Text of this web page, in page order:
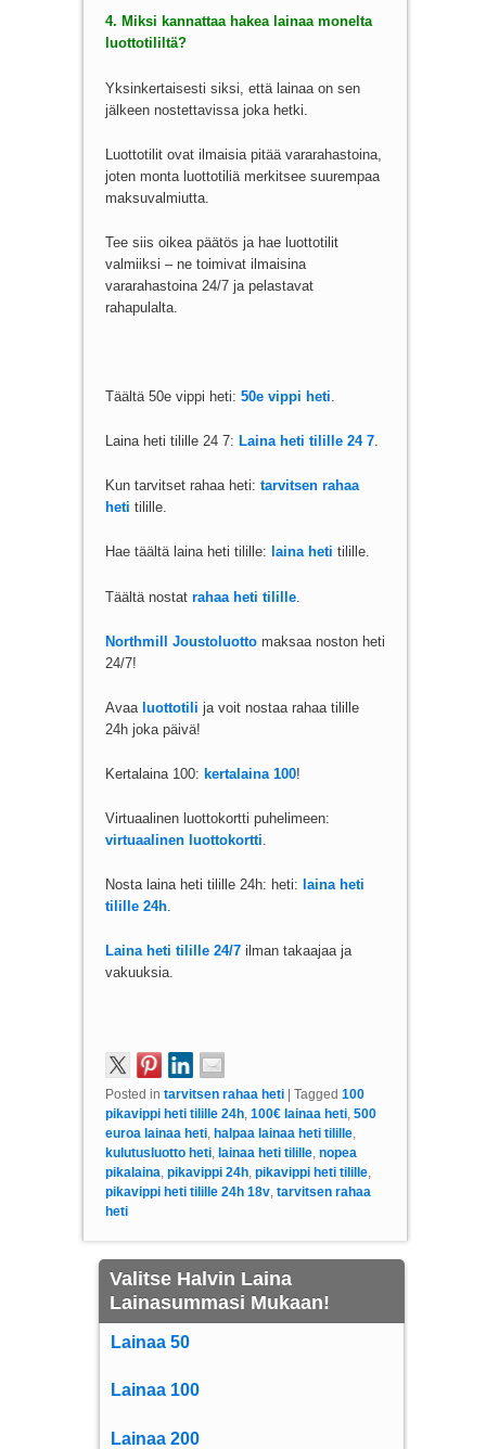
4. Miksi kannattaa hakea lainaa monelta
luottotililtä?
Yksinkertaisesti siksi, että lainaa on sen
jälkeen nostettavissa joka hetki.
Luottotilit ovat ilmaisia pitää vararahastoina,
joten monta luottotiliä merkitsee suurempaa
maksuvalmiutta.
Tee siis oikea päätös ja hae luottotilit
valmiiksi – ne toimivat ilmaisina
vararahastoina 24/7 ja pelastavat
rahapulalta.
Täältä 50e vippi heti: 50e vippi heti.
Laina heti tilille 24 7: Laina heti tilille 24 7.
Kun tarvitset rahaa heti: tarvitsen rahaa
heti tilille.
Hae täältä laina heti tilille: laina heti tilille.
Täältä nostat rahaa heti tilille.
Northmill Joustoluottomaksaa noston heti
24/7!
Avaa luottotili ja voit nostaa rahaa tilille
24h joka päivä!
Kertalaina 100: kertalaina 100!
Virtuaalinen luottokortti puhelimeen:
virtuaalinen luottokortti.
Nosta laina heti tilille 24h: heti: laina heti
tilille 24h.
Laina heti tilille 24/7ilman takaajaa ja
vakuuksia.
Posted in tarvitsen rahaa heti | Tagged 100
pikavippi heti tilille 24h, 100€ lainaa heti, 500
euroa lainaa heti, halpaa lainaa heti tilille,
kulutusluotto heti, lainaa heti tilille, nopea
pikalaina pikavippi 24h, pikavippi heti tilille,
pikavippi heti tilille 24h 18v, tarvitsen rahaa
heti
Valitse Halvin Laina
Lainasummasi Mukaan!
Lainaa 50
Lainaa 100
Lainaa 200